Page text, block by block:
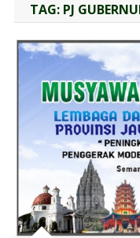
TAG: PJ